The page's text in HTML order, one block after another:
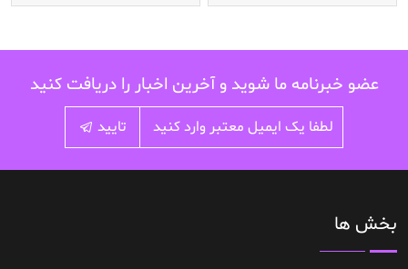
عضو خبرنامه ما شوید و آخرین اخبار را دریافت کنید
تایید
بخش ها